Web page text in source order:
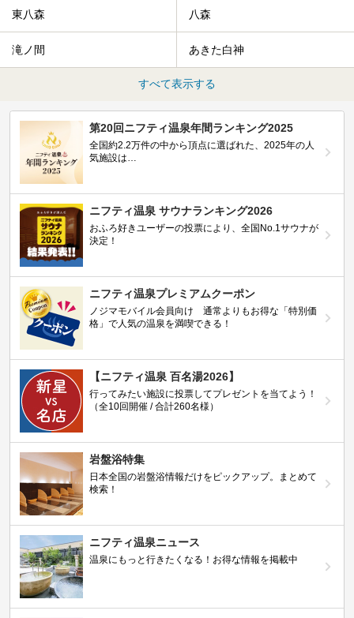
東八森 八森
滝ノ間 あきた白神
すべて表示する
第20回ニフティ温泉年間ランキング2025
全国約2.2万件の中から頂点に選ばれた、2025年の人
気施設は…
ニフティ温泉 サウナランキング2026
おふろ好きユーザーの投票により、全国No.1サウナが
決定！
ニフティ温泉プレミアムクーポン
ノジマモバイル会員向け 通常よりもお得な「特別価
格」で人気の温泉を満喫できる！
【ニフティ温泉 百名湯2026】
行ってみたい施設に投票してプレゼントを当てよう！
（全10回開催 / 合計260名様）
岩盤浴特集
日本全国の岩盤浴情報だけをピックアップ。まとめて
検索！
ニフティ温泉ニュース
温泉にもっと行きたくなる！お得な情報を掲載中